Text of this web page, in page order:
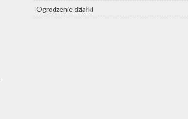
Ogrodzenie działki